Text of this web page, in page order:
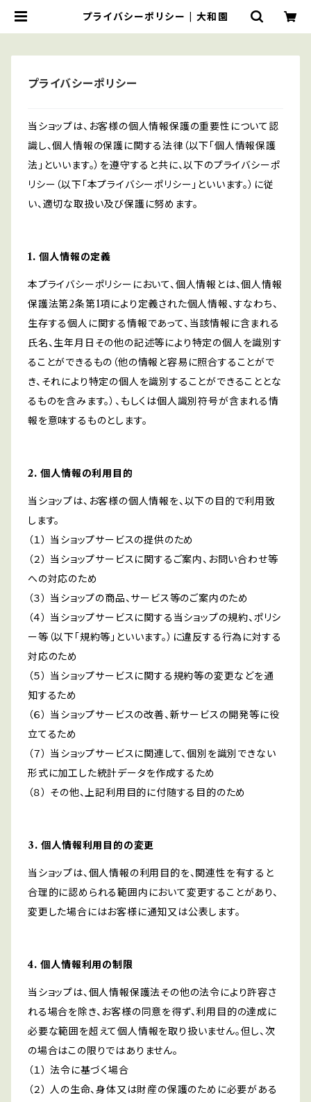
プライバシーポリシー | 大和園
プライバシーポリシー
当ショップは、お客様の個人情報保護の重要性について認
識し、個人情報の保護に関する法律（以下「個人情報保護
法」といいます。）を遵守すると共に、以下のプライバシーポ
リシー（以下「本プライバシーポリシー」といいます。）に従
い、適切な取扱い及び保護に努めます。
1. 個人情報の定義
本プライバシーポリシーにおいて、個人情報とは、個人情報
保護法第2条第1項により定義された個人情報、すなわち、
生存する個人に関する情報であって、当該情報に含まれる
氏名、生年月日その他の記述等により特定の個人を識別す
ることができるもの（他の情報と容易に照合することがで
き、それにより特定の個人を識別することができることとな
るものを含みます。）、もしくは個人識別符号が含まれる情
報を意味するものとします。
2. 個人情報の利用目的
当ショップは、お客様の個人情報を、以下の目的で利用致
します。
（１） 当ショップサービスの提供のため
（２） 当ショップサービスに関するご案内、お問い合わせ等
への対応のため
（３） 当ショップの商品、サービス等のご案内のため
（４） 当ショップサービスに関する当ショップの規約、ポリシ
ー等（以下「規約等」といいます。）に違反する行為に対する
対応のため
（５） 当ショップサービスに関する規約等の変更などを通
知するため
（６） 当ショップサービスの改善、新サービスの開発等に役
立てるため
（７） 当ショップサービスに関連して、個別を識別できない
形式に加工した統計データを作成するため
（８） その他、上記利用目的に付随する目的のため
3. 個人情報利用目的の変更
当ショップは、個人情報の利用目的を、関連性を有すると
合理的に認められる範囲内において変更することがあり、
変更した場合にはお客様に通知又は公表します。
4. 個人情報利用の制限
当ショップは、個人情報保護法その他の法令により許容さ
れる場合を除き、お客様の同意を得ず、利用目的の達成に
必要な範囲を超えて個人情報を取り扱いません。但し、次
の場合はこの限りではありません。
（１） 法令に基づく場合
（２） 人の生命、身体又は財産の保護のために必要がある